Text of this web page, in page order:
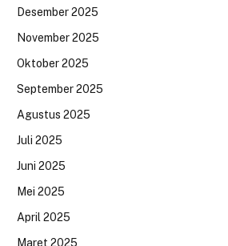
Desember 2025
November 2025
Oktober 2025
September 2025
Agustus 2025
Juli 2025
Juni 2025
Mei 2025
April 2025
Maret 2025